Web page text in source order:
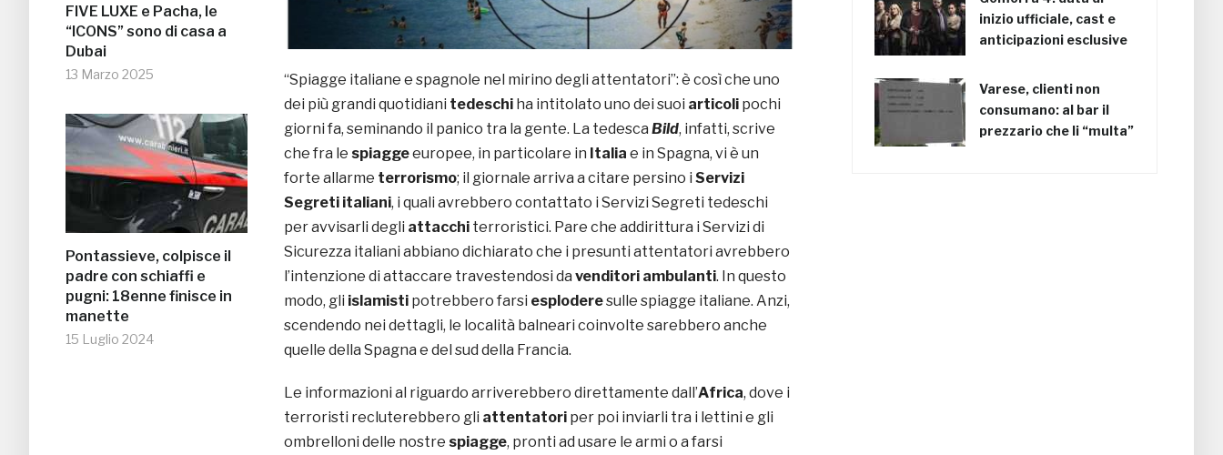
FIVE LUXE e Pacha, le
“ICONS” sono di casa a
Dubai
13 Marzo 2025
Pontassieve, colpisce il
padre con schiaffi e
pugni: 18enne finisce in
manette
15 Luglio 2024
“Spiagge italiane e spagnole nel mirino degli attentatori”: è così che uno
dei più grandi quotidiani tedeschi ha intitolato uno dei suoi articoli pochi
giorni fa, seminando il panico tra la gente. La tedesca Bild, infatti, scrive
che fra le spiaggeeuropee, in particolare in Italia e in Spagna, vi è un
forte allarme terrorismo; il giornale arriva a citare persino i Servizi
Segreti italiani, i quali avrebbero contattato i Servizi Segreti tedeschi
per avvisarli degli attacchi terroristici. Pare che addirittura i Servizi di
Sicurezza italiani abbiano dichiarato che i presunti attentatori avrebbero
l’intenzione di attaccare travestendosi da venditori ambulanti. In questo
modo, gli islamisti potrebbero farsi esploderesulle spiagge italiane. Anzi,
scendendo nei dettagli, le località balneari coinvolte sarebbero anche
quelle della Spagna e del sud della Francia.
Le informazioni al riguardo arriverebbero direttamente dall’Africa, dove i
terroristi recluterebbero gli attentatori per poi inviarli tra i lettini e gli
ombrelloni delle nostre spiagge, pronti ad usare le armi o a farsi
inizio ufficiale, cast e
anticipazioni esclusive
Varese, clienti non
consumano: al bar il
prezzario che li “multa”